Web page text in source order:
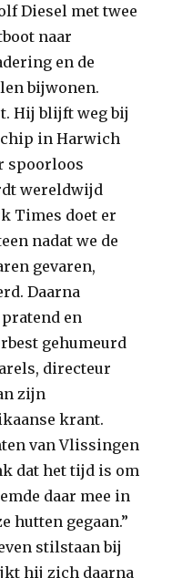
Diesel met twee
naar
en de
bijwonen.
Hij blijft weg bij
in Harwich
spoorloos
wereldwijd
Times doet er
nadat we de
gevaren,
Daarna
en
gehumeurd
directeur
zijn
krant.
van Vlissingen
dat het tijd is om
daar mee in
hutten gegaan.”
stilstaan bij
hij zich daarna